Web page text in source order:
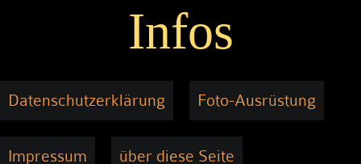
Infos
Datenschutzerklärung Foto-Ausrüstung
Impressum über diese Seite